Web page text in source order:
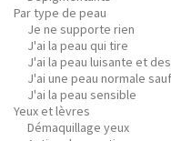
Par type de peau
Je ne supporte rien
J'ai la peau qui tire
J'ai la peau luisante et
J'ai une peau normale
J'ai la peau sensible
Yeux et lèvres
Démaquillage yeux